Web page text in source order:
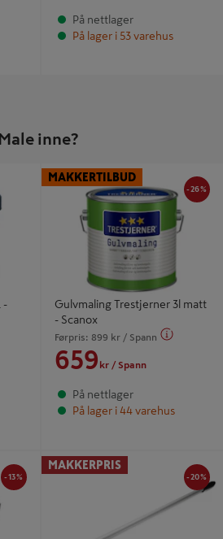
På nettlager
På lager i 53 varehus
inne?
-
Gulvmaling Trestjerner 3l matt -
Scanox
-26%
Gulvmaling Trestjerner 3l matt
- Scanox
Førpris: 899 kr / Spann
659 kr / Spann
MAKKERTILBUD
På nettlager
På lager i 44 varehus
-13%
Forlengerskaft Perfect 115-195cm -
Jordan
-20%
MAKKERPRIS